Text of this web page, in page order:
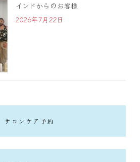
インドからのお客様
2026年7月22日
サロンケア予約